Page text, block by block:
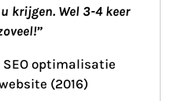
krijgen. Wel 3-4 keer
SEO optimalisatie
(2016)